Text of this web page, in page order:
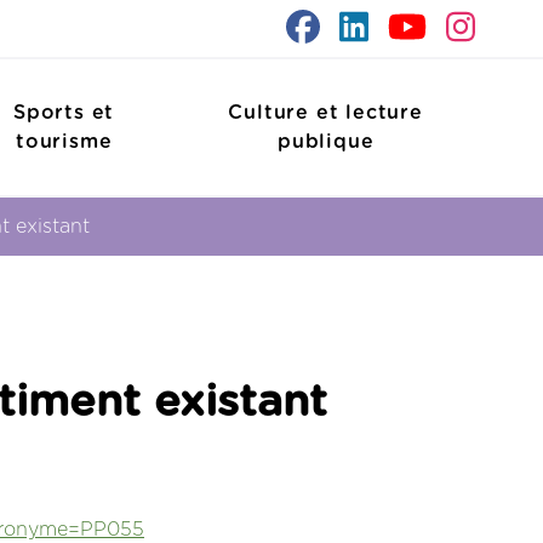
Sports et
tourisme
Culture et lecture
publique
existant
existant